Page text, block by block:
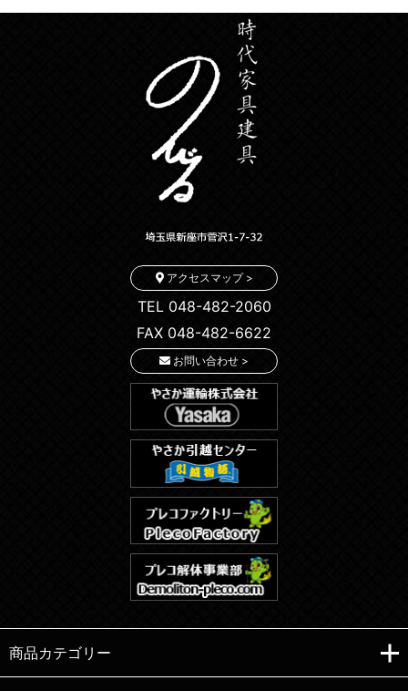
アクセスマップ >
TEL 048-482-2060
FAX 048-482-6622
お問い合わせ >
商品カテゴリー